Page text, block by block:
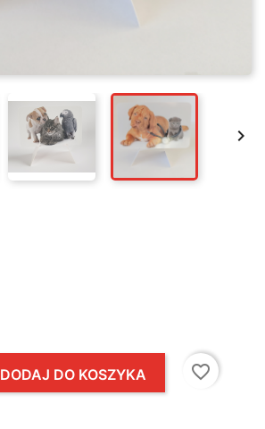

DODAJ DO KOSZYKA favorite_border